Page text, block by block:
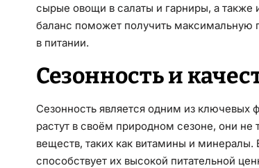
сырые овощи в салаты и гарниры, а также
баланс поможет получить максимальную
в питании.
Сезонность и
Сезонность является одним из ключевых
растут в своём природном сезоне, они
веществ, таких как витамины и
способствует их высокой питательной